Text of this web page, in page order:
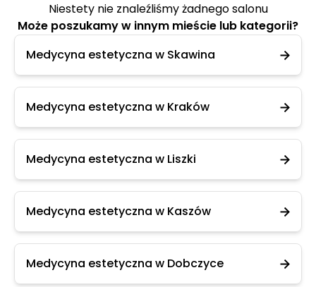
Niestety nie znaleźliśmy żadnego salonu
Może poszukamy w innym mieście lub kategorii?
Medycyna estetyczna w Skawina
Medycyna estetyczna w Kraków
Medycyna estetyczna w Liszki
Medycyna estetyczna w Kaszów
Medycyna estetyczna w Dobczyce